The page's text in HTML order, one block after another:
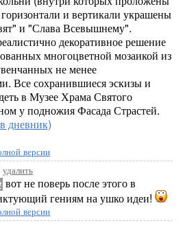
и вертикали украшены
и "Слава Всевышнему".
декоративное решение
многоцветной мозаикой из
не менее
Все сохранившиеся эскизы и
в Музее Храма Святого
у подножия Фасада Страстей.
дневник)
версии
удалить
вот не поверь после этого в
гениям на ушко идеи!
версии